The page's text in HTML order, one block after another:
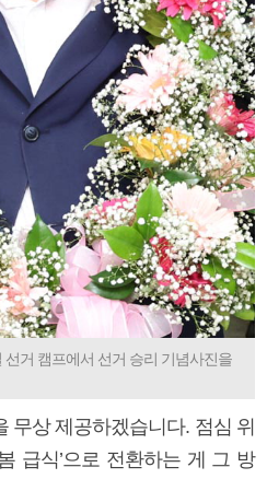
거 캠프에서 선거 승리 기념사진을
무상 제공하겠습니다. 점심 위
급식’으로 전환하는 게 그 방